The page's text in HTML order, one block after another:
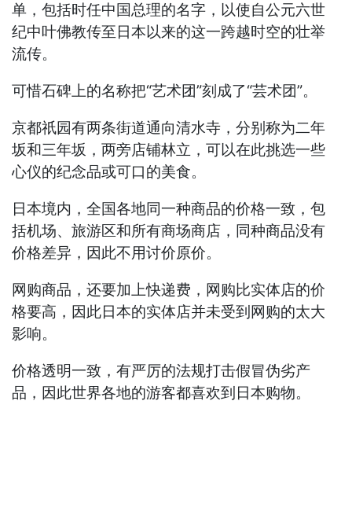
单，包括时任中国总理的名字，以使自公元六世
纪中叶佛教传至日本以来的这一跨越时空的壮举
流传。
可惜石碑上的名称把“艺术团”刻成了“芸术团”。
京都祇园有两条街道通向清水寺，分别称为二年
坂和三年坂，两旁店铺林立，可以在此挑选一些
心仪的纪念品或可口的美食。
日本境内，全国各地同一种商品的价格一致，包
括机场、旅游区和所有商场商店，同种商品没有
价格差异，因此不用讨价原价。
网购商品，还要加上快递费，网购比实体店的价
格要高，因此日本的实体店并未受到网购的太大
影响。
价格透明一致，有严厉的法规打击假冒伪劣产
品，因此世界各地的游客都喜欢到日本购物。